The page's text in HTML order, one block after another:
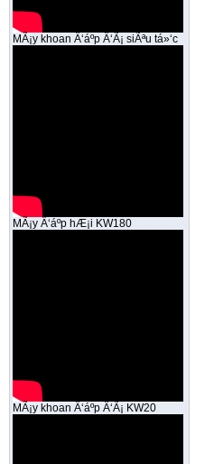
MÃ¡y khoan Ä‘áº­p Ä‘Ã¡ siÃªu tá»‘c
MÃ¡y Ä‘áº­p hÆ¡i KW180
MÃ¡y khoan Ä‘áº­p Ä‘Ã¡ KW20